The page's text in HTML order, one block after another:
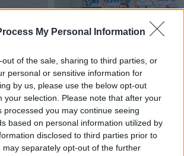
My Personal Information
out of the sale, sharing to third parties, or
personal or sensitive information for
by us, please use the below opt-out
your selection. Please note that after your
processed you may continue seeing
based on personal information utilized by
disclosed to third parties prior to
may separately opt-out of the further
Sportas
„Neptūnas“ atsisveikino
su aukštaūgiu